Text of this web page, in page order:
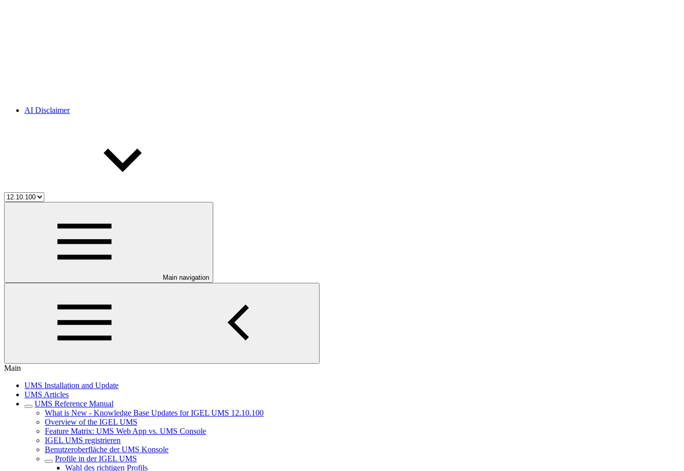
AI Disclaimer
Main navigation
Main
UMS Installation and Update
UMS Articles
UMS Reference Manual
What is New - Knowledge Base Updates for IGEL UMS 12.10.100
Overview of the IGEL UMS
Feature Matrix: UMS Web App vs. UMS Console
IGEL UMS registrieren
Benutzeroberfläche der UMS Konsole
Profile in der IGEL UMS
Wahl des richtigen Profils